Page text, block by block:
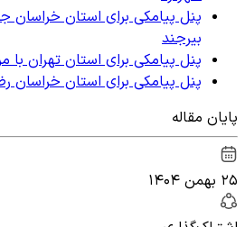
پنل پیامکی برای استان خراسان
بیرجند
پنل پیامکی برای استان تهران با
پنل پیامکی برای استان
پایان مقاله
۲۵ بهمن ۱۴۰۴